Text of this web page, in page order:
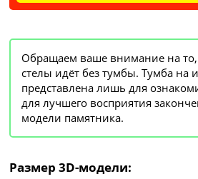
Обращаем ваше внимание на
стелы идёт без тумбы. Тумба на
представлена лишь для
для лучшего восприятия
модели памятника.
Размер 3D-модели: